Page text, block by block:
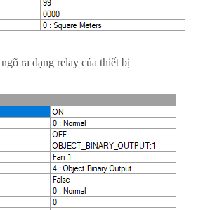
ra dạng relay của thiết bị